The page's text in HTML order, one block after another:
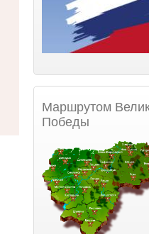
Маршрутом
Победы